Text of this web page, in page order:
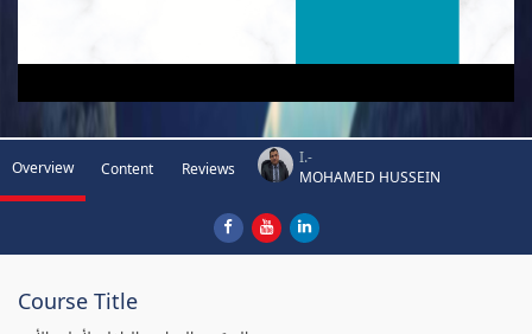
Overview Content Reviews
I.-
MOHAMED HUSSEIN
Course Title